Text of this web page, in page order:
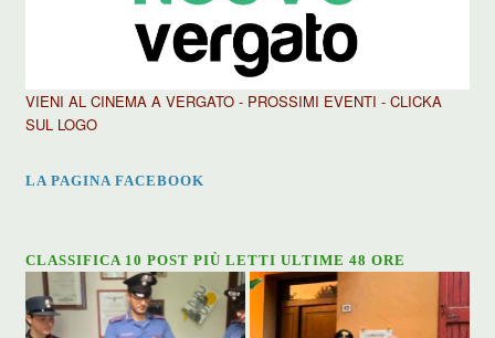
VIENI AL CINEMA A VERGATO - PROSSIMI EVENTI - CLICKA
SUL LOGO
LA PAGINA FACEBOOK
CLASSIFICA 10 POST PIÙ LETTI ULTIME 48 ORE